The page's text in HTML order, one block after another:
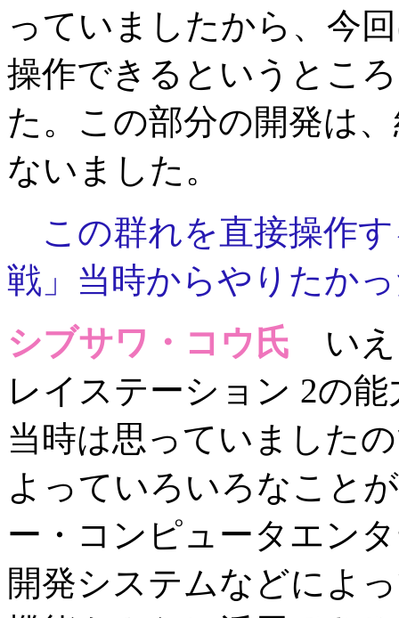
っていましたから、今
操作できるというとこ
た。この部分の開発は
ないました。
この群れを直接操作
戦」当時からやりたか
シブサワ・コウ氏 いえ
レイステーション 2の
当時は思っていました
よっていろいろなこと
ー・コンピュータエン
開発システムなどによ